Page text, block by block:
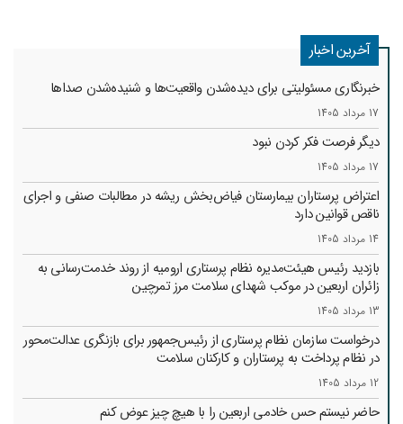
آخرین اخبار
خبرنگاری مسئولیتی برای دیده‌شدن واقعیت‌ها و شنیده‌شدن صداها
17 مرداد 1405
دیگر فرصت فکر کردن نبود
17 مرداد 1405
اعتراض پرستاران بیمارستان فیاض‌بخش ریشه در مطالبات صنفی و اجرای
ناقص قوانین دارد
14 مرداد 1405
بازدید رئیس هیئت‌مدیره نظام پرستاری ارومیه از روند خدمت‌رسانی به
زائران اربعین در موکب شهدای سلامت مرز تمرچین
13 مرداد 1405
درخواست سازمان نظام پرستاری از رئیس‌جمهور برای بازنگری عدالت‌محور
در نظام پرداخت به پرستاران و کارکنان سلامت
12 مرداد 1405
حاضر نیستم حس خادمی اربعین را با هیچ چیز عوض کنم